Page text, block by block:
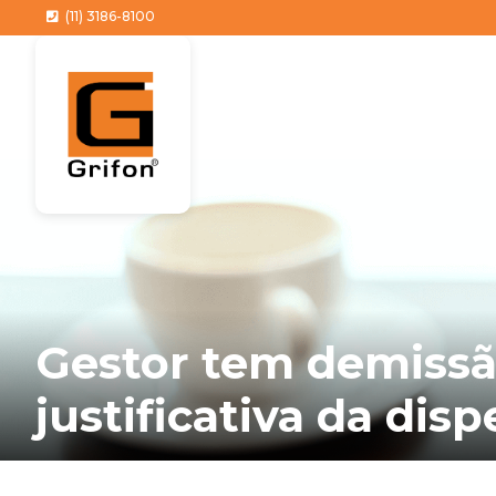
(11) 3186-8100
Gestor tem
justificativa da